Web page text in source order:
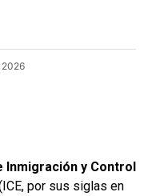
Inmigración y Control
por sus siglas en